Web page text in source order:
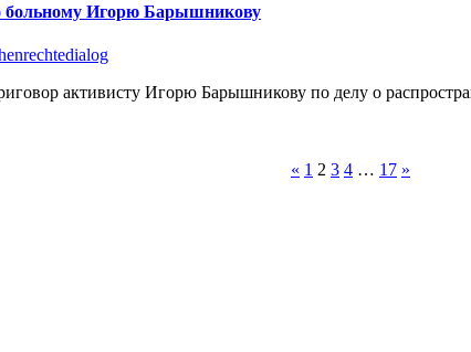
больному Игорю Барышникову
активисту Игорю Барышникову по делу о
« 1 2 3 4 … 17 »